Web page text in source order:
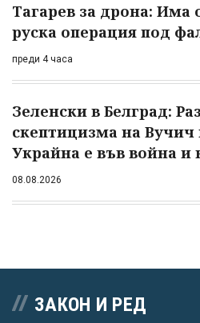
Тагарев за дрона: Има
руска операция под
преди 4 часа
Зеленски в Белград:
скептицизма на
Украйна е във война и
08.08.2026
ЗАКОН И РЕД